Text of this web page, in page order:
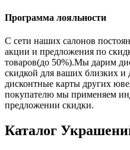
Программа лояльности
С сети наших салонов
акции и предложения по
товаров(до 50%).Мы дарим
скидкой для ваших близких и
дисконтные карты других
покупателю мы применяем
предложении скидки.
Каталог